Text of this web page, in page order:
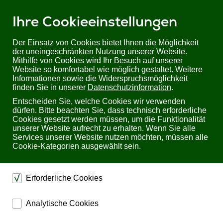
Ihre Cookieeinstellungen
Der Einsatz von Cookies bietet Ihnen die Möglichkeit
der uneingeschränkten Nutzung unserer Website.
Mithilfe von Cookies wird Ihr Besuch auf unserer
Website so komfortabel wie möglich gestaltet. Weitere
Informationen sowie die Widerspruchsmöglichkeit
finden Sie in unserer Datenschutzinformation.
Entscheiden Sie, welche Cookies wir verwenden
dürfen. Bitte beachten Sie, dass technisch erforderliche
Cookies gesetzt werden müssen, um die Funktionalität
unserer Website aufrecht zu erhalten. Wenn Sie alle
Services unserer Website nutzen möchten, müssen alle
Cookie-Kategorien ausgewählt sein.
Erforderliche Cookies
dienen dem technischen einwandfreien Betrieb unserer
Website.
Analytische Cookies
Sie befinden sich hier:Startseite Produkte
Audiotechnik
Kramer PA-120Net | 120W Networked Audioverstärker
Kramer PA-120Net 120W Networked
Audioverstärker